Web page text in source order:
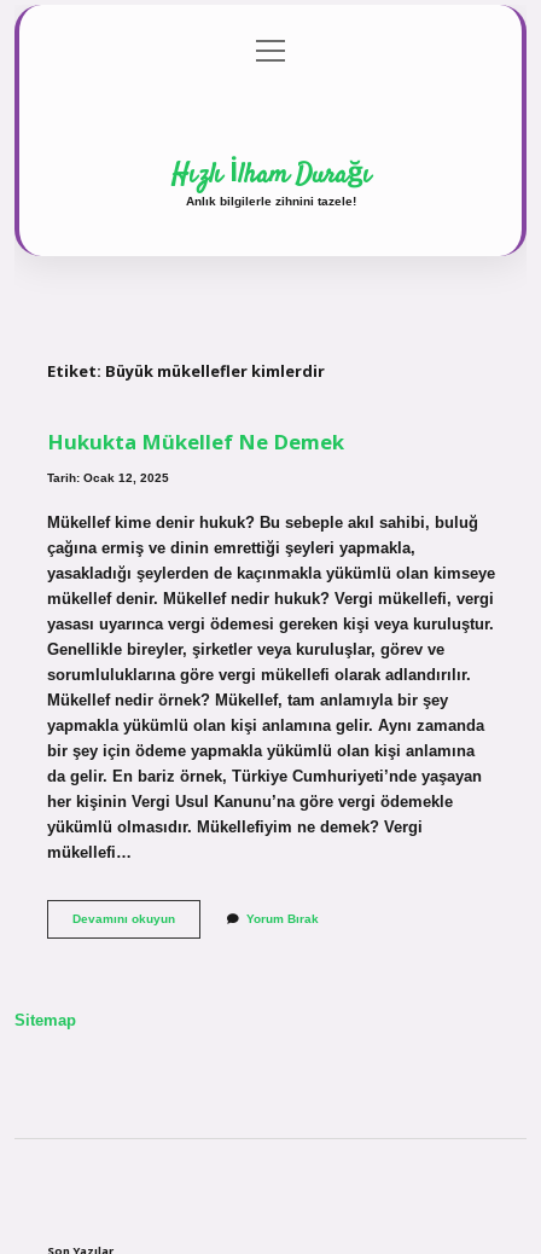
Gizlilik Politikası
menüyü
aç
Hızlı İlham Durağı
Anlık bilgilerle zihnini tazele!
Etiket: Büyük mükellefler kimlerdir
Hukukta Mükellef Ne Demek
Tarih: Ocak 12, 2025
Mükellef kime denir hukuk? Bu sebeple akıl sahibi, buluğ
çağına ermiş ve dinin emrettiği şeyleri yapmakla,
yasakladığı şeylerden de kaçınmakla yükümlü olan kimseye
mükellef denir. Mükellef nedir hukuk? Vergi mükellefi, vergi
yasası uyarınca vergi ödemesi gereken kişi veya kuruluştur.
Genellikle bireyler, şirketler veya kuruluşlar, görev ve
sorumluluklarına göre vergi mükellefi olarak adlandırılır.
Mükellef nedir örnek? Mükellef, tam anlamıyla bir şey
yapmakla yükümlü olan kişi anlamına gelir. Aynı zamanda
bir şey için ödeme yapmakla yükümlü olan kişi anlamına
da gelir. En bariz örnek, Türkiye Cumhuriyeti’nde yaşayan
her kişinin Vergi Usul Kanunu’na göre vergi ödemekle
yükümlü olmasıdır. Mükellefiyim ne demek? Vergi
mükellefi…
Devamını okuyunHukukta
Yorum Bırak
Sitemap